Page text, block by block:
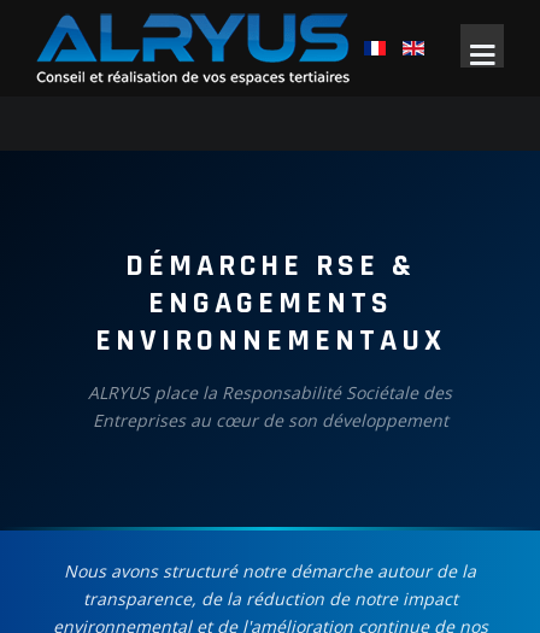
DÉMARCHE RSE &
ENGAGEMENTS
ENVIRONNEMENTAUX
ALRYUS place la Responsabilité Sociétale des
Entreprises au cœur de son développement
Nous avons structuré notre démarche autour de la
transparence, de la réduction de notre impact
environnemental et de l'amélioration continue de nos